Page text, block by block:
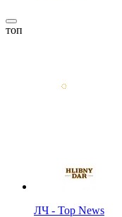
топ
ЛЧ - Top News